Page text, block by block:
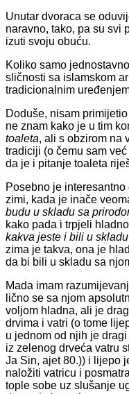
Unutar dvoraca se
naravno, tako, pa su svi
izuti svoju obuću.
Koliko samo
sličnosti sa islamskom
tradicionalnim
Doduše, nisam
ne znam kako je u tim
toaleta, ali s obzirom na
tradiciji (o čemu sam
da je i pitanje toaleta
Posebno je interesantno
zimi, kada je inače
budu u skladu sa
kako pada i trpjeli
kakva jeste i bili u
zima je takva, ona je
da bi bili u skladu sa
Mada imam
lično se sa njom
voljom hladna, ali je
drvima i vatri (o tome
u jednom od njih je
iz zelenog drveća vatru
Ja Sin, ajet 80.)) i lijepo
naložiti vatricu i
tople sobe uz slušanje